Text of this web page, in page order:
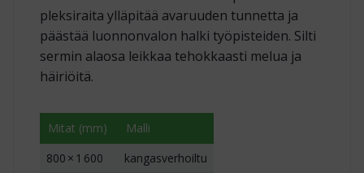
pleksiraita ylläpitää avaruuden tunnetta ja
päästää luonnonvalon halki työpisteiden. Silti
sermin alaosa leik­kaa tehokkaasti melua ja
häiriöitä.
Mitat (mm)
Malli
800 × 1 600
kangasverhoiltu